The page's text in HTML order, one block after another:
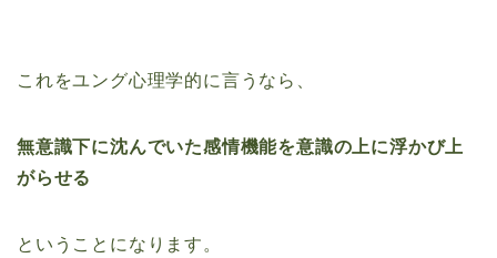
これをユング心理学的に言うなら、
無意識下に沈んでいた感情機能を意識の上に浮かび上
がらせる
ということになります。